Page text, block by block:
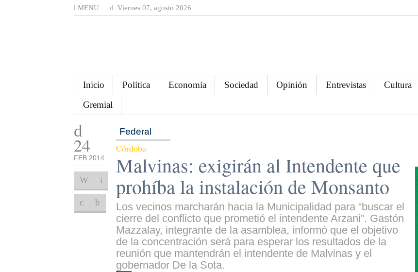
MENU Viernes 07, agosto 2026
Inicio Política Economía Sociedad Opinión Entrevistas Cultura
Gremial
24
FEB 2014
Federal
Córdoba
Malvinas: exigirán al Intendente que
prohíba la instalación de Monsanto
Los vecinos marcharán hacia la Municipalidad para “buscar el
cierre del conflicto que prometió el intendente Arzani”. Gastón
Mazzalay, integrante de la asamblea, informó que el objetivo
de la concentración será para esperar los resultados de la
reunión que mantendrán el intendente de Malvinas y el
gobernador De la Sota.